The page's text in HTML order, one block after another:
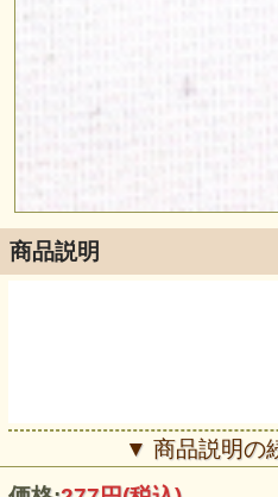
商品説明
▼ 商品説明の